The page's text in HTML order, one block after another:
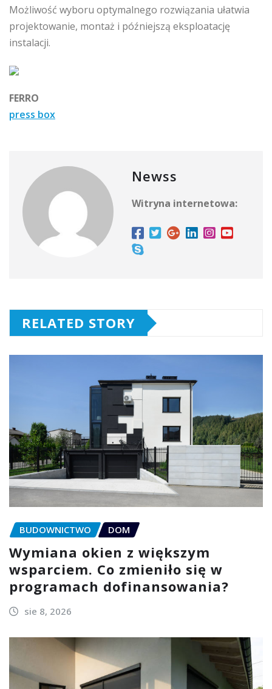
Możliwość wyboru optymalnego rozwiązania ułatwia
projektowanie, montaż i późniejszą eksploatację
instalacji.
FERRO
press box
Newss
Witryna internetowa:
RELATED STORY
BUDOWNICTWO DOM
Wymiana okien z większym
wsparciem. Co zmieniło się w
programach dofinansowania?
sie 8, 2026